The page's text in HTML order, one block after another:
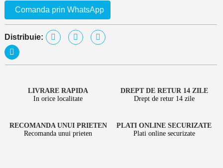
Comanda prin WhatsApp
Distribuie:
LIVRARE RAPIDA
In orice localitate
DREPT DE RETUR 14 ZILE
Drept de retur 14 zile
RECOMANDA UNUI PRIETEN
Recomanda unui prieten
PLATI ONLINE SECURIZATE
Plati online securizate